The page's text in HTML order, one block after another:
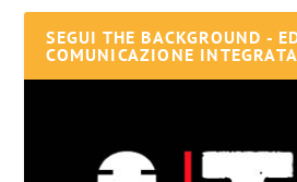
SEGUI THE BACKGROUND -
COMUNICAZIONE INTEGRATA